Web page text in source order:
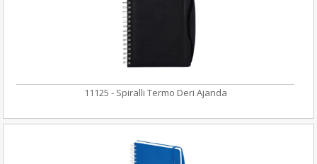
11125 - Spiralli Termo Deri Ajanda